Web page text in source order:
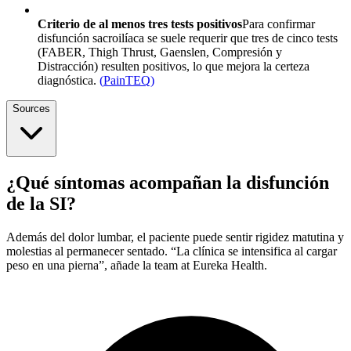
Criterio de al menos tres tests positivosPara confirmar
disfunción sacroilíaca se suele requerir que tres de cinco tests
(FABER, Thigh Thrust, Gaenslen, Compresión y
Distracción) resulten positivos, lo que mejora la certeza
diagnóstica. (PainTEQ)
Sources
¿Qué síntomas acompañan la disfunción
de la SI?
Además del dolor lumbar, el paciente puede sentir rigidez matutina y
molestias al permanecer sentado. “La clínica se intensifica al cargar
peso en una pierna”, añade la team at Eureka Health.